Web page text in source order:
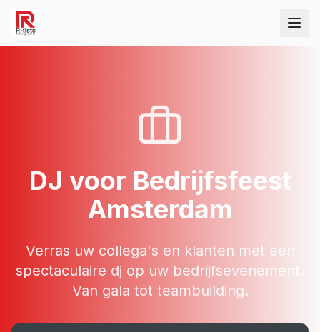
DJ voor Bedrijfsfeest
Amsterdam
Verras uw collega's en klanten met een
spectaculaire dj op uw bedrijfsevenement.
Van gala tot teambuilding.